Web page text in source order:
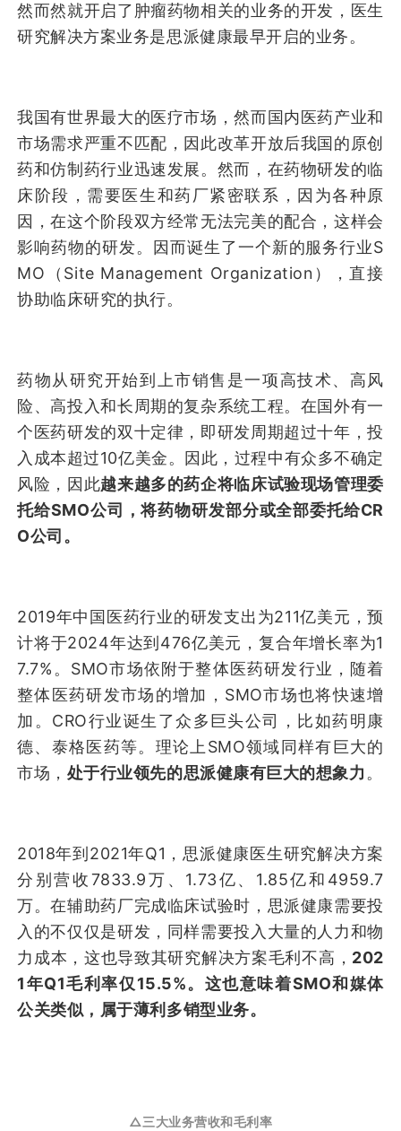
然而然就开启了肿瘤药物相关的业务的开发，医生
研究解决方案业务是思派健康最早开启的业务。
我国有世界最大的医疗市场，然而国内医药产业和
市场需求严重不匹配，因此改革开放后我国的原创
药和仿制药行业迅速发展。然而，在药物研发的临
床阶段，需要医生和药厂紧密联系，因为各种原
因，在这个阶段双方经常无法完美的配合，这样会
影响药物的研发。因而诞生了一个新的服务行业S
MO（Site Management Organization），直接
协助临床研究的执行。
药物从研究开始到上市销售是一项高技术、高风
险、高投入和长周期的复杂系统工程。在国外有一
个医药研发的双十定律，即研发周期超过十年，投
入成本超过10亿美金。因此，过程中有众多不确定
风险，因此越来越多的药企将临床试验现场管理委
托给SMO公司，将药物研发部分或全部委托给CR
O公司。
2019年中国医药行业的研发支出为211亿美元，预
计将于2024年达到476亿美元，复合年增长率为1
7.7%。SMO市场依附于整体医药研发行业，随着
整体医药研发市场的增加，SMO市场也将快速增
加。CRO行业诞生了众多巨头公司，比如药明康
德、泰格医药等。理论上SMO领域同样有巨大的
市场， 处于行业领先的思派健康有巨大的想象力 。
2018年到2021年Q1，思派健康医生研究解决方案
分别营收7833.9万、1.73亿、1.85亿和4959.7
万。在辅助药厂完成临床试验时，思派健康需要投
入的不仅仅是研发，同样需要投入大量的人力和物
力成本，这也导致其研究解决方案毛利不高， 202
1年Q1毛利率仅15.5%。这也意味着SMO和媒体
公关类似，属于薄利多销型业务。
△三大业务营收和毛利率